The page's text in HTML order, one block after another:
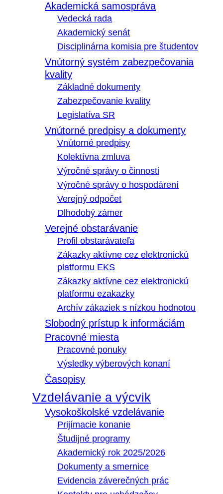
Akademická samospráva
Vedecká rada
Akademický senát
Disciplinárna komisia pre študentov
Vnútorný systém zabezpečovania
kvality
Základné dokumenty
Zabezpečovanie kvality
Legislatíva SR
Vnútorné predpisy a dokumenty
Vnútorné predpisy
Kolektívna zmluva
Výročné správy o činnosti
Výročné správy o hospodárení
Verejný odpočet
Dlhodobý zámer
Verejné obstarávanie
Profil obstarávateľa
Zákazky aktívne cez elektronickú
platformu EKS
Zákazky aktívne cez elektronickú
platformu ezakazky
Archív zákaziek s nízkou hodnotou
Slobodný prístup k informáciám
Pracovné miesta
Pracovné ponuky
Výsledky výberových konaní
Časopisy
Vzdelávanie a výcvik
Vysokoškolské vzdelávanie
Prijímacie konanie
Študijné programy
Akademický rok 2025/2026
Dokumenty a smernice
Evidencia záverečných prác